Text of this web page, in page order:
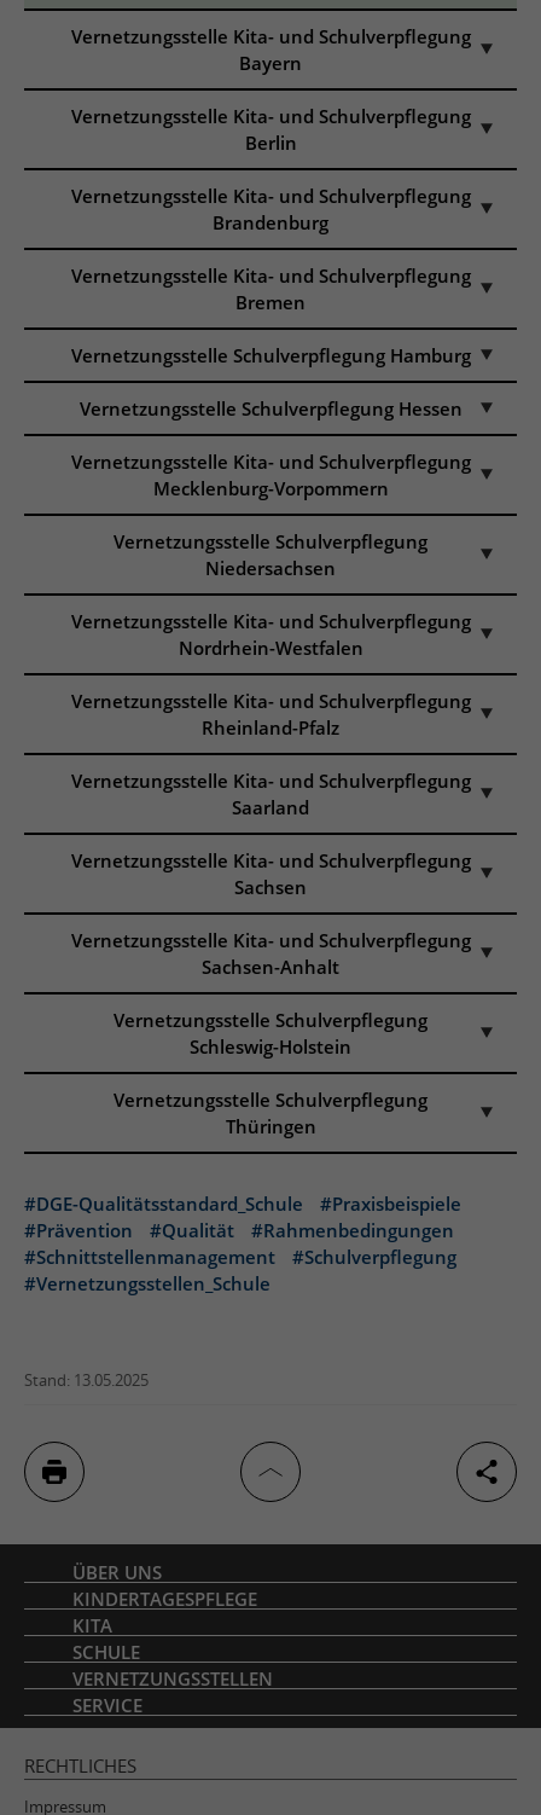
Vernetzungsstelle Kita- und Schulverpflegung
Bayern
Vernetzungsstelle Kita- und Schulverpflegung
Berlin
Vernetzungsstelle Kita- und Schulverpflegung
Brandenburg
Vernetzungsstelle Kita- und Schulverpflegung
Bremen
Vernetzungsstelle Schulverpflegung Hamburg
Vernetzungsstelle Schulverpflegung Hessen
Vernetzungsstelle Kita- und Schulverpflegung
Mecklenburg-Vorpommern
Vernetzungsstelle Schulverpflegung
Niedersachsen
Vernetzungsstelle Kita- und Schulverpflegung
Nordrhein-Westfalen
Vernetzungsstelle Kita- und Schulverpflegung
Rheinland-Pfalz
Vernetzungsstelle Kita- und Schulverpflegung
Saarland
Vernetzungsstelle Kita- und Schulverpflegung
Sachsen
Vernetzungsstelle Kita- und Schulverpflegung
Sachsen-Anhalt
Vernetzungsstelle Schulverpflegung
Schleswig-Holstein
Vernetzungsstelle Schulverpflegung
Thüringen
#DGE-Qualitätsstandard_Schule
#Praxisbeispiele
#Prävention
#Qualität
#Rahmenbedingungen
#Schnittstellenmanagement
#Schulverpflegung
#Vernetzungsstellen_Schule
Stand: 13.05.2025
Inhaltsverzeichnis
ÜBER UNS
KINDERTAGESPFLEGE
KITA
SCHULE
VERNETZUNGSSTELLEN
SERVICE
RECHTLICHES
Impressum